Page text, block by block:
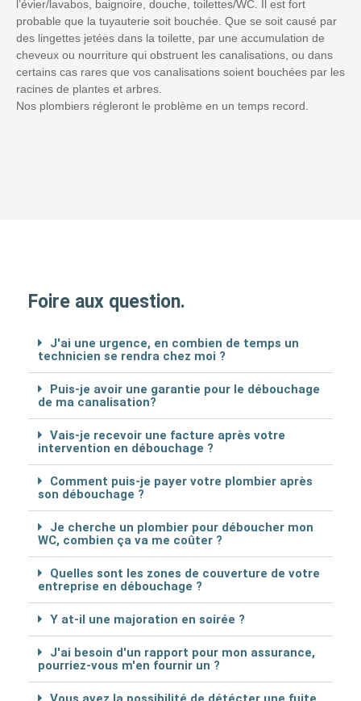
l’évier/lavabos, baignoire, douche, toilettes/WC. Il est fort
probable que la tuyauterie soit bouchée. Que se soit causé par
des lingettes jetées dans la toilette, par une accumulation de
cheveux ou nourriture qui obstruent les canalisations, ou dans
certains cas rares que vos canalisations soient bouchées par les
racines de plantes et arbres.
Nos plombiers régleront le problème en un temps record.
Foire aux question.
J'ai une urgence, en combien de temps un
technicien se rendra chez moi ?
Puis-je avoir une garantie pour le débouchage
de ma canalisation?
Vais-je recevoir une facture après votre
intervention en débouchage ?
Comment puis-je payer votre plombier après
son débouchage ?
Je cherche un plombier pour déboucher mon
WC, combien ça va me coûter ?
Quelles sont les zones de couverture de votre
entreprise en débouchage ?
Y at-il une majoration en soirée ?
J'ai besoin d'un rapport pour mon assurance,
pourriez-vous m'en fournir un ?